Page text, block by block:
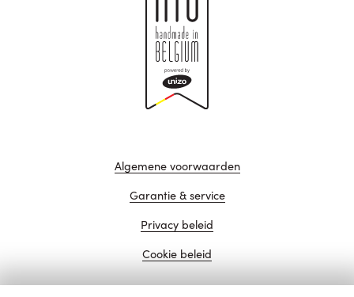
Algemene voorwaarden
Garantie & service
Privacy beleid
Cookie beleid